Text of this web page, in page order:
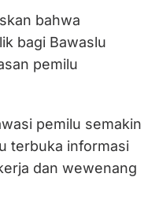
bahwa
bagi Bawaslu
pemilu
pemilu semakin
terbuka informasi
dan wewenang